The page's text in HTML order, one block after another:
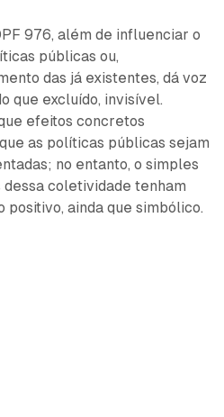
976, além de influenciar o
públicas ou,
das já existentes, dá voz
que excluído, invisível.
efeitos concretos
as políticas públicas sejam
no entanto, o simples
dessa coletividade tenham
ainda que simbólico.